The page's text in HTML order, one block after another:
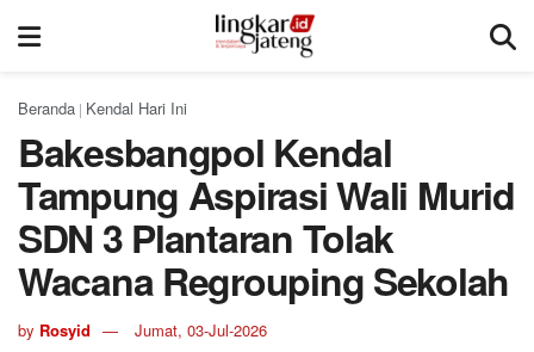
Beranda | Kendal Hari Ini
Bakesbangpol Kendal
Tampung Aspirasi Wali Murid
SDN 3 Plantaran Tolak
Wacana Regrouping Sekolah
by Rosyid Jumat, 03-Jul-2026